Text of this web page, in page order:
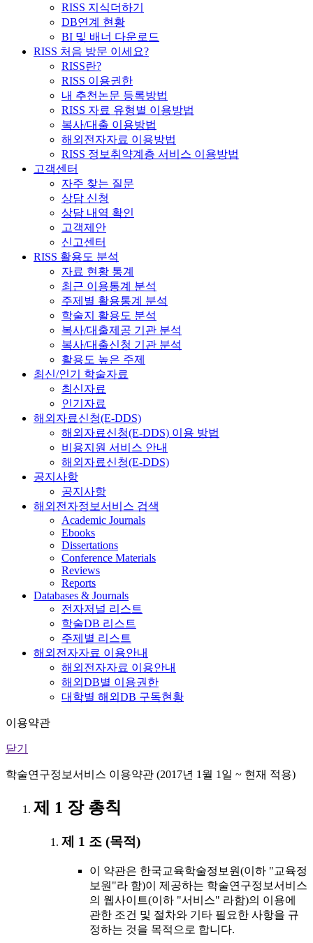
RISS 지식더하기
DB연계 현황
BI 및 배너 다운로드
RISS 처음 방문 이세요?
RISS란?
RISS 이용권한
내 추천논문 등록방법
RISS 자료 유형별 이용방법
복사/대출 이용방법
해외전자자료 이용방법
RISS 정보취약계층 서비스 이용방법
고객센터
자주 찾는 질문
상담 신청
상담 내역 확인
고객제안
신고센터
RISS 활용도 분석
자료 현황 통계
최근 이용통계 분석
주제별 활용통계 분석
학술지 활용도 분석
복사/대출제공 기관 분석
복사/대출신청 기관 분석
활용도 높은 주제
최신/인기 학술자료
최신자료
인기자료
해외자료신청(E-DDS)
해외자료신청(E-DDS) 이용 방법
비용지원 서비스 안내
해외자료신청(E-DDS)
공지사항
공지사항
해외전자정보서비스 검색
Academic Journals
Ebooks
Dissertations
Conference Materials
Reviews
Reports
Databases & Journals
전자저널 리스트
학술DB 리스트
주제별 리스트
해외전자자료 이용안내
해외전자자료 이용안내
해외DB별 이용권한
대학별 해외DB 구독현황
이용약관
닫기
학술연구정보서비스 이용약관 (2017년 1월 1일 ~ 현재 적용)
제 1 장 총칙
제 1 조 (목적)
이 약관은 한국교육학술정보원(이하 "교육정
보원"라 함)이 제공하는 학술연구정보서비스
의 웹사이트(이하 "서비스" 라함)의 이용에
관한 조건 및 절차와 기타 필요한 사항을 규
정하는 것을 목적으로 합니다.